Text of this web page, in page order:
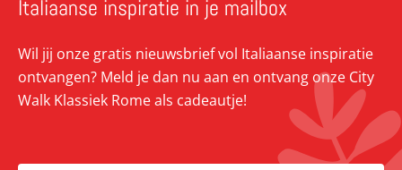
Italiaanse inspiratie in je mailbox
Wil jij onze gratis nieuwsbrief vol Italiaanse inspiratie
ontvangen? Meld je dan nu aan en ontvang onze City
Walk Klassiek Rome als cadeautje!